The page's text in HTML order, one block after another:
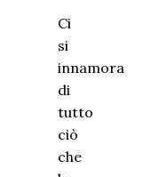
Ci
si
innamora
di
tutto
ciò
che